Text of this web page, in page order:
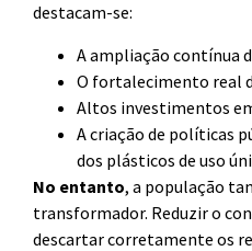
destacam-se:
A ampliação contínua
O fortalecimento real
Altos investimentos
A criação de políticas
dos plásticos de uso
No entanto, a população
transformador. Reduzir o
descartar corretamente os